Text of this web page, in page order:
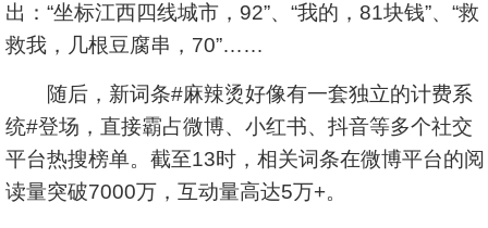
出：“坐标江西四线城市，92”、“我的，81块钱”、“救
救我，几根豆腐串，70”……
随后，新词条#麻辣烫好像有一套独立的计费系
统#登场，直接霸占微博、小红书、抖音等多个社交
平台热搜榜单。截至13时，相关词条在微博平台的阅
读量突破7000万，互动量高达5万+。